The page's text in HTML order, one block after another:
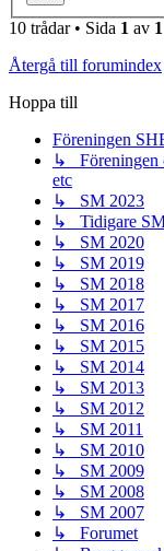
10 trådar • Sida 1 av 1
Återgå till forumindex
Hoppa till
Föreningen
↳ Föreningen
etc
↳ SM 2023
↳ Tidigare
↳ SM 2020
↳ SM 2019
↳ SM 2018
↳ SM 2017
↳ SM 2016
↳ SM 2015
↳ SM 2014
↳ SM 2013
↳ SM 2012
↳ SM 2011
↳ SM 2010
↳ SM 2009
↳ SM 2008
↳ SM 2007
↳ Forumet